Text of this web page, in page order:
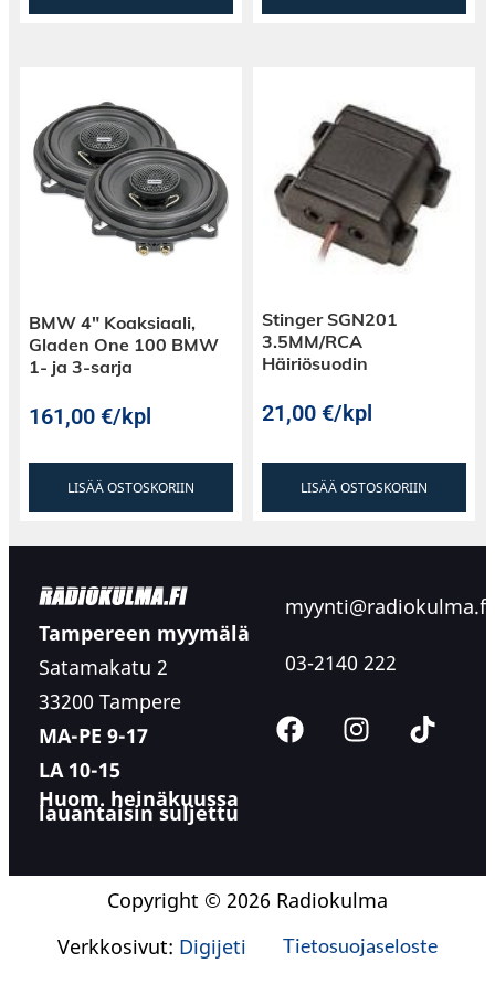
BMW 4″ Koaksiaali,
Gladen One 100 BMW
1- ja 3-sarja
161,00€/kpl
LISÄÄ OSTOSKORIIN
Stinger SGN201
3.5MM/RCA
Häiriösuodin
21,00€/kpl
LISÄÄ OSTOSKORIIN
Tampereen myymälä
Satamakatu 2
33200 Tampere
MA-PE 9-17
LA 10-15
Huom. heinäkuussa
lauantaisin suljettu
myynti@radiokulma.fi
03-2140 222
Copyright © 2026 Radiokulma
Verkkosivut: Digijeti Tietosuojaseloste